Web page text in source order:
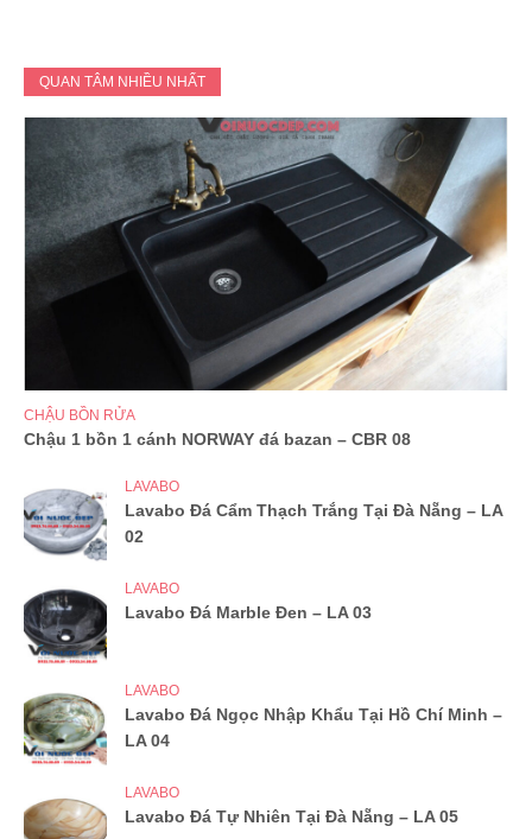
QUAN TÂM NHIỀU NHẤT
CHẬU BỒN RỬA
Chậu 1 bồn 1 cánh NORWAY đá bazan – CBR 08
LAVABO
Lavabo Đá Cẩm Thạch Trắng Tại Đà Nẵng – LA
02
LAVABO
Lavabo Đá Marble Đen – LA 03
LAVABO
Lavabo Đá Ngọc Nhập Khẩu Tại Hồ Chí Minh –
LA 04
LAVABO
Lavabo Đá Tự Nhiên Tại Đà Nẵng – LA 05